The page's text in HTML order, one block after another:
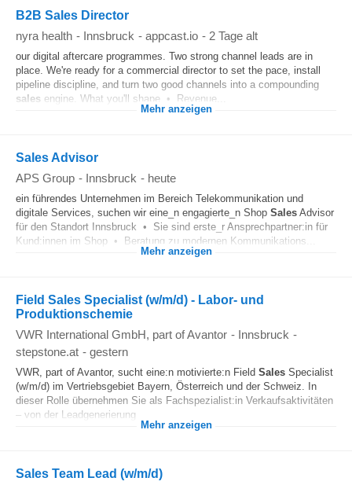
B2B Sales Director
nyra health - Innsbruck - appcast.io - 2 Tage alt
our digital aftercare programmes. Two strong channel leads are in
place. We're ready for a commercial director to set the pace, install
pipeline discipline, and turn two good channels into a compounding
sales engine. What you'll shape • Revenue...
Mehr anzeigen
Sales Advisor
APS Group - Innsbruck - heute
ein führendes Unternehmen im Bereich Telekommunikation und
digitale Services, suchen wir eine_n engagierte_n Shop Sales Advisor
für den Standort Innsbruck • Sie sind erste_r Ansprechpartner:in für
Kund:innen im Shop • Beratung zu modernen Kommunikations...
Mehr anzeigen
Field Sales Specialist (w/m/d) - Labor- und
Produktionschemie
VWR International GmbH, part of Avantor - Innsbruck -
stepstone.at - gestern
VWR, part of Avantor, sucht eine:n motivierte:n Field Sales Specialist
(w/m/d) im Vertriebsgebiet Bayern, Österreich und der Schweiz. In
dieser Rolle übernehmen Sie als Fachspezialist:in Verkaufsaktivitäten
– von der Leadgenerierung...
Mehr anzeigen
Sales Team Lead (w/m/d)